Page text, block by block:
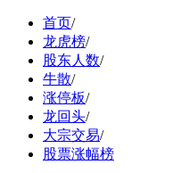
首页/
龙虎榜/
股东人数/
牛散/
涨停板/
龙回头/
大宗交易/
股票涨幅榜